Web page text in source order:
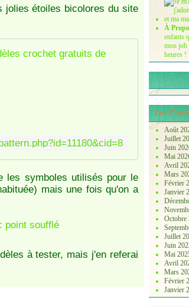
jolies étoiles bicolores du site
i
n
d
les symboles utilisés pour le
mais une fois qu'on a
à tester, mais j'en referai
À
enfants
mon job
heures !
Les
Août
Juillet
Juin
Mai
Avril
Mars
Février
Janvier
Octobre
Juillet
Juin
Mai
Avril
Mars
Février
Janvier